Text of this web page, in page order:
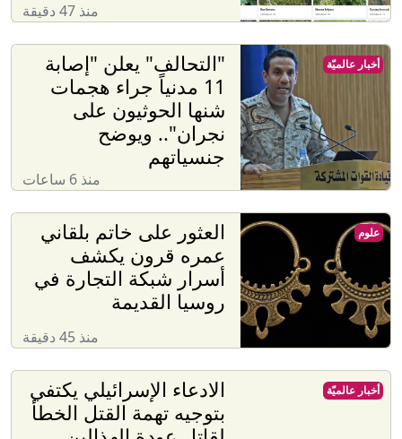
منذ 47 دقيقة
"التحالف" يعلن "إصابة
11 مدنياً جراء هجمات
شنها الحوثيون على
نجران".. ويوضح
جنسياتهم
منذ 6 ساعات
أخبار عالميّة
العثور على خاتم بلقاني
عمره قرون يكشف
أسرار شبكة التجارة في
روسيا القديمة
منذ 45 دقيقة
علوم
الادعاء الإسرائيلي يكتفي
بتوجيه تهمة القتل الخطأ
أخبار عالميّة